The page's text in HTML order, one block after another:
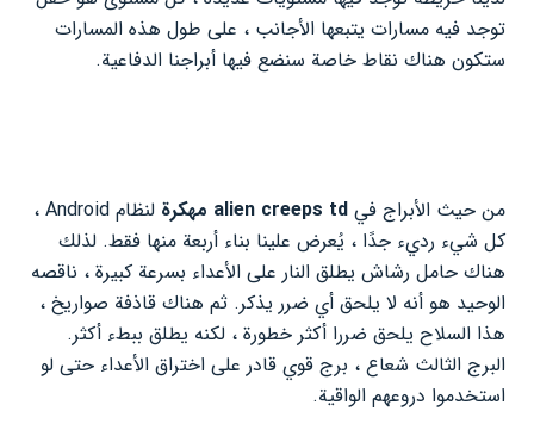
توجد فيه مسارات يتبعها الأجانب ، على طول هذه المسارات
ستكون هناك نقاط خاصة سنضع فيها أبراجنا الدفاعية.
من حيث الأبراج في
لنظام Android ،
كل شيء رديء جدًا ، يُعرض علينا بناء أربعة منها فقط. لذلك
هناك حامل رشاش يطلق النار على الأعداء بسرعة كبيرة ، ناقصه
الوحيد هو أنه لا يلحق أي ضرر يذكر. ثم هناك قاذفة صواريخ ،
هذا السلاح يلحق ضررا أكثر خطورة ، لكنه يطلق ببطء أكثر.
البرج الثالث شعاع ، برج قوي قادر على اختراق الأعداء حتى لو
استخدموا دروعهم الواقية.